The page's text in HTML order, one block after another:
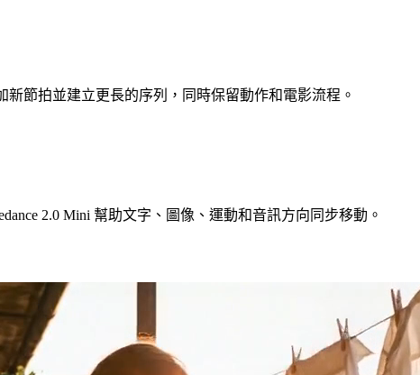
節拍並建立更長的序列，同時保留動作和電影流程。
2.0 Mini 幫助文字、圖像、運動和音訊方向同步移動。